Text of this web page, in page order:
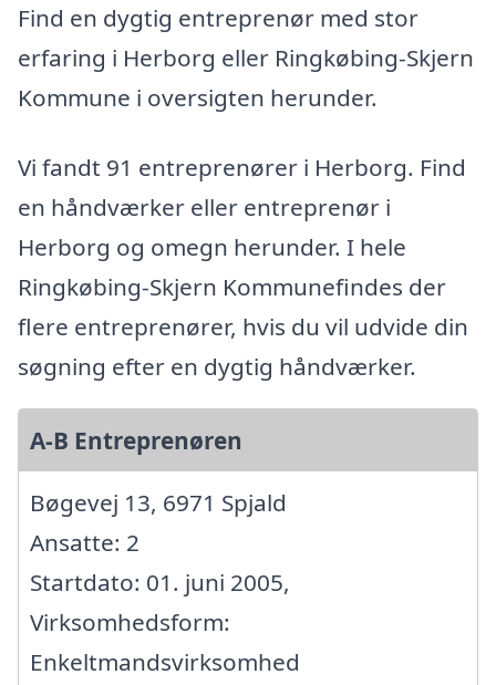
Find en dygtig entreprenør med stor
erfaring i Herborg eller Ringkøbing-Skjern
Kommune i oversigten herunder.
Vi fandt 91 entreprenører i Herborg. Find
en håndværker eller entreprenør i
Herborg og omegn herunder. I hele
Ringkøbing-Skjern Kommunefindes der
flere entreprenører, hvis du vil udvide din
søgning efter en dygtig håndværker.
A-B Entreprenøren
Bøgevej 13, 6971 Spjald
Ansatte: 2
Startdato: 01. juni 2005,
Virksomhedsform:
Enkeltmandsvirksomhed